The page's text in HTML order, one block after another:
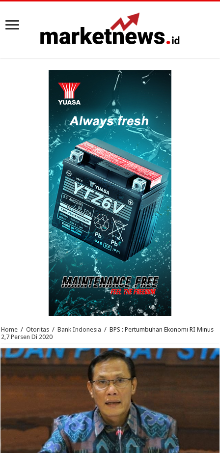
Home / Otoritas / Bank Indonesia / BPS : Pertumbuhan Ekonomi RI Minus
2,7 Persen Di 2020